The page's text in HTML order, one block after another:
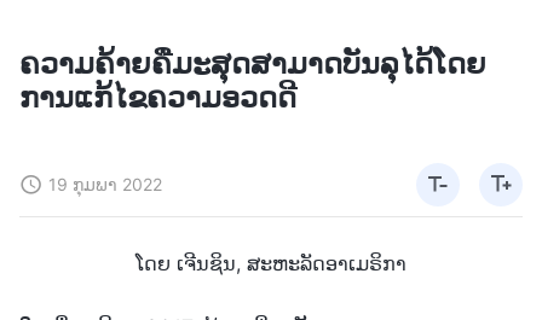
ຄວາມຄ້າຍຄືມະສຸດສາມາດບັນລຸໄດ້ໂດຍ
ການແກ້ໄຂຄວາມອວດດີ
19 ກຸມພາ 2022
ໂດຍ ເຈີນຊິນ, ສະຫະລັດອາເມຣິກາ